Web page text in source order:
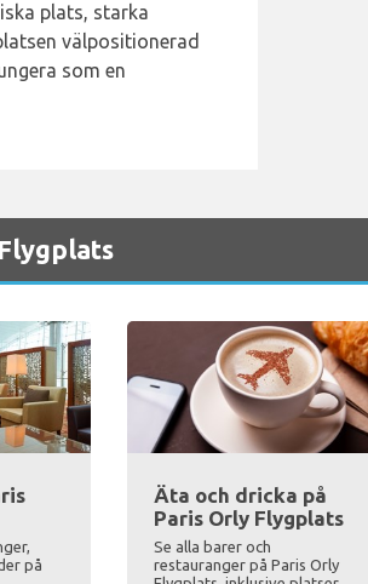
plats, starka
välpositionerad
som en
på
Äta och dricka på
Paris Orly Flygplats
Se alla barer och
restauranger på Paris Orly